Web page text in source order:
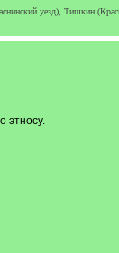
уезд), Тишкин
этносу.